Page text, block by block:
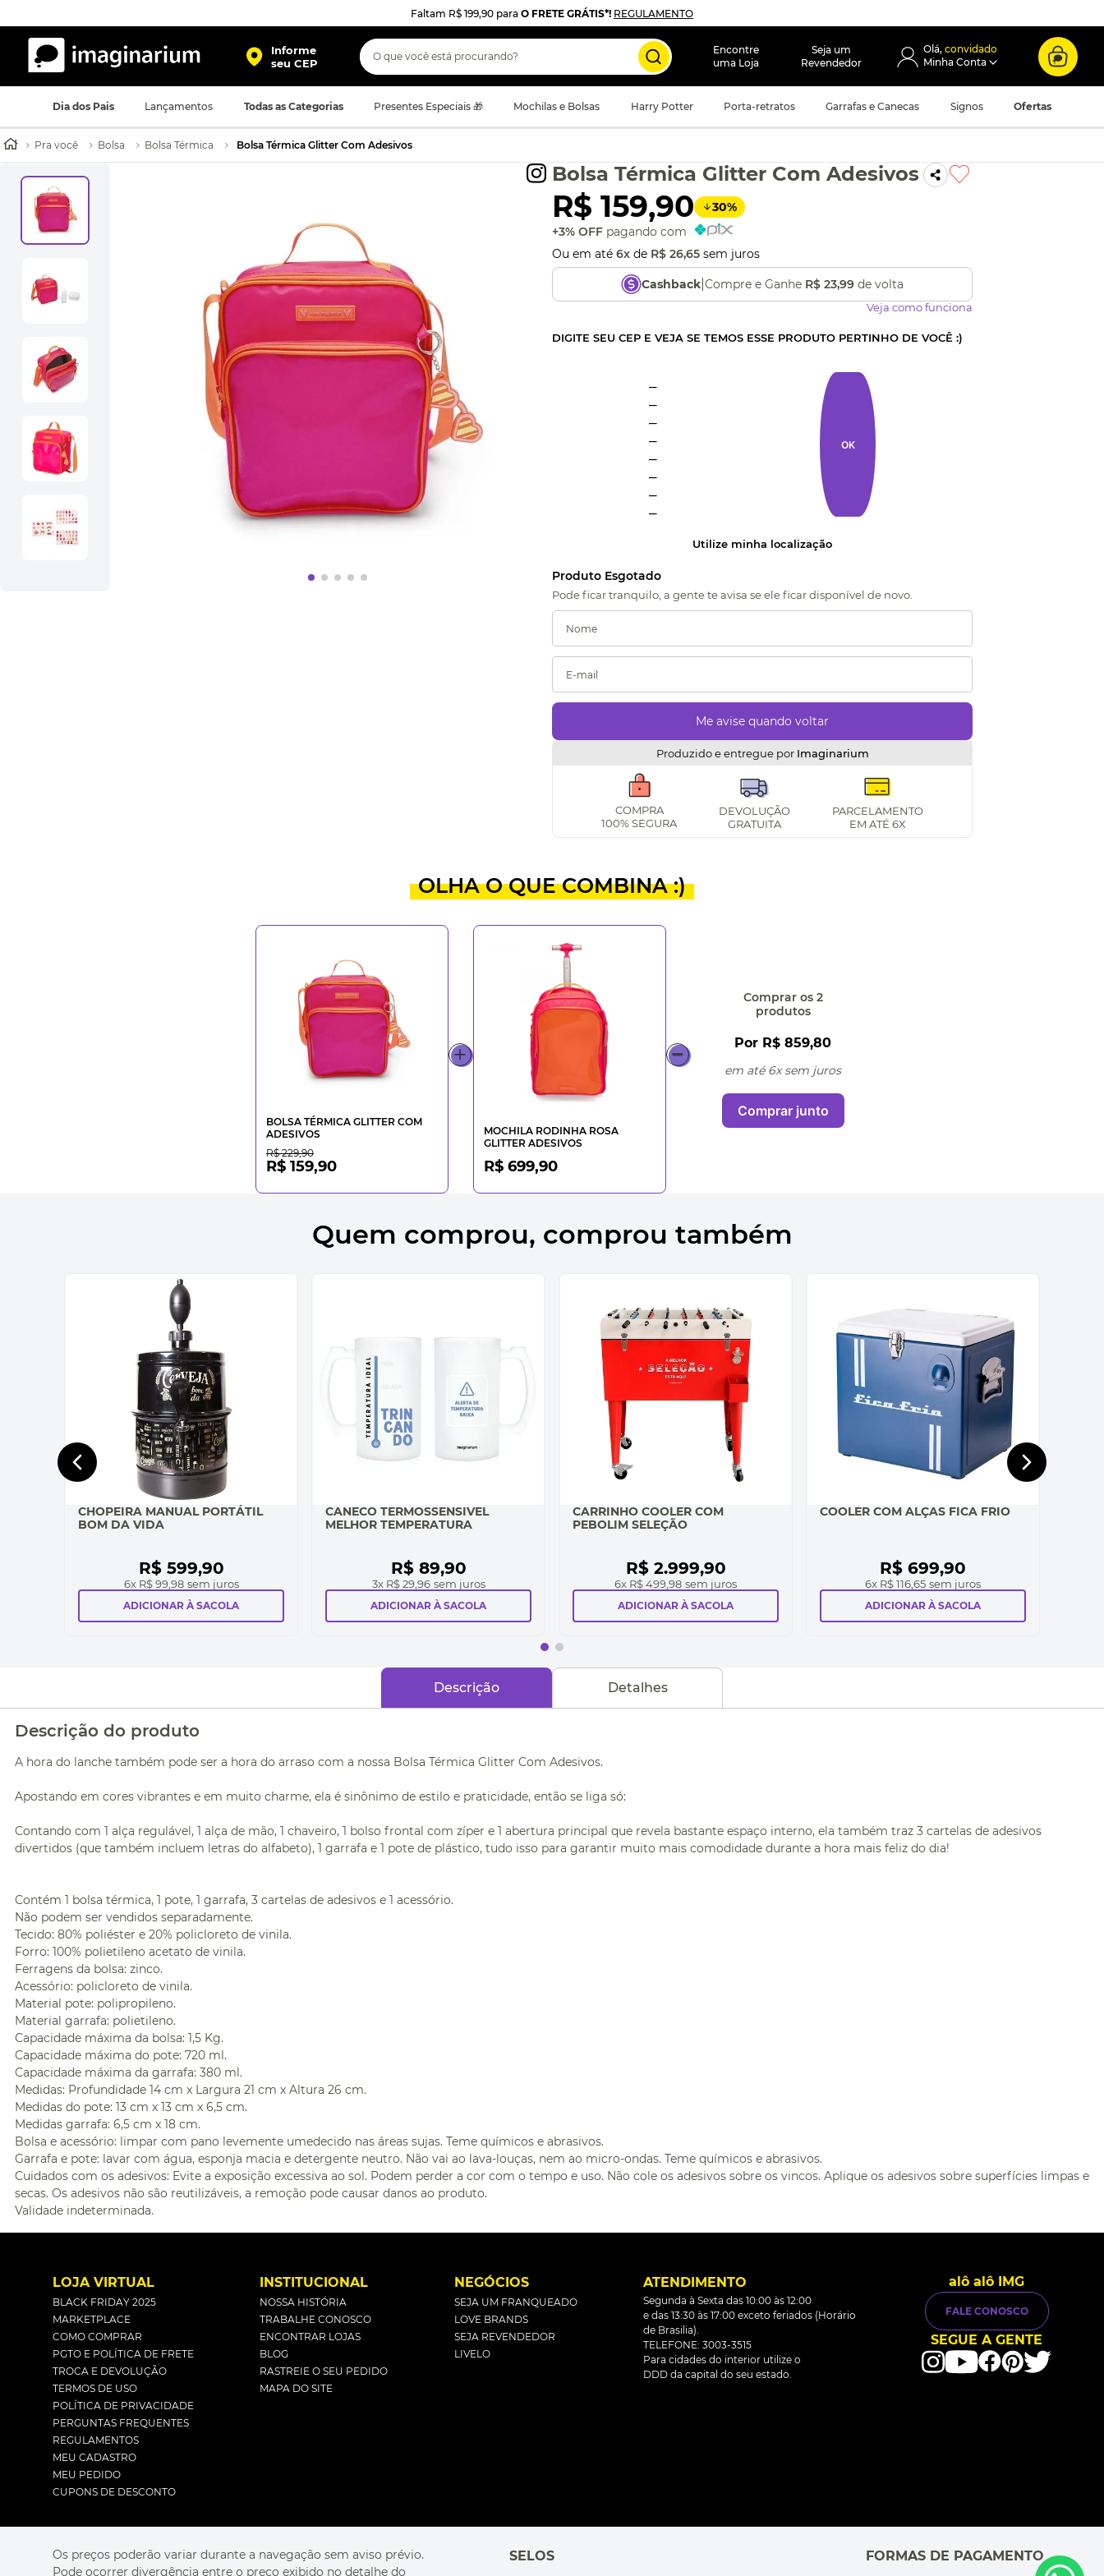
Faltam R$ 199,90 para O FRETE GRÁTIS*! REGULAMENTO
Informe
seu CEP
O que você está procurando?
Encontre
uma Loja
Seja um
Revendedor
convidado
Dia dos Pais Lançamentos Todas as Categorias Presentes Especiais 🎁 Mochilas e Bolsas Harry Potter Porta-retratos Garrafas e Canecas Signos Ofertas
Pra você Bolsa Bolsa Térmica Bolsa Térmica Glitter Com Adesivos
Bolsa Térmica Glitter Com Adesivos
R$ 159,90 30%
+3% OFF pagando com
Ou em até 6x de R$ 26,65 sem juros
Cashback Compre e Ganhe R$ 23,99 de volta
Veja como funciona
DIGITE SEU CEP E VEJA SE TEMOS ESSE PRODUTO PERTINHO DE VOCÊ :)
OK
Utilize minha localização
Produzido e entregue por Imaginarium
COMPRA
100% SEGURA
DEVOLUÇÃO
GRATUITA
PARCELAMENTO
EM ATÉ 6X
OLHA O QUE COMBINA :)
BOLSA TÉRMICA GLITTER COM
ADESIVOS
R$ 229,90
R$ 159,90
MOCHILA RODINHA ROSA
GLITTER ADESIVOS
R$ 699,90
Comprar os 2
produtos
Por R$ 859,80
em até 6x sem juros
Comprar junto
Quem comprou, comprou também
CHOPEIRA MANUAL PORTÁTIL
BOM DA VIDA
R$ 599,90
6x R$ 99,98 sem juros
ADICIONAR À SACOLA
CANECO TERMOSSENSIVEL
MELHOR TEMPERATURA
R$ 89,90
3x R$ 29,96 sem juros
ADICIONAR À SACOLA
CARRINHO COOLER COM
PEBOLIM SELEÇÃO
R$ 2.999,90
6x R$ 499,98 sem juros
ADICIONAR À SACOLA
COOLER COM ALÇAS FICA FRIO
R$ 699,90
6x R$ 116,65 sem juros
ADICIONAR À SACOLA
Descrição Detalhes
Descrição do produto
A hora do lanche também pode ser a hora do arraso com a nossa Bolsa Térmica Glitter Com Adesivos.
Apostando em cores vibrantes e em muito charme, ela é sinônimo de estilo e praticidade, então se liga só:
Contando com 1 alça regulável, 1 alça de mão, 1 chaveiro, 1 bolso frontal com zíper e 1 abertura principal que revela bastante espaço interno, ela também traz 3 cartelas de adesivos
divertidos (que também incluem letras do alfabeto), 1 garrafa e 1 pote de plástico, tudo isso para garantir muito mais comodidade durante a hora mais feliz do dia!
Contém 1 bolsa térmica, 1 pote, 1 garrafa, 3 cartelas de adesivos e 1 acessório.
Não podem ser vendidos separadamente.
Tecido: 80% poliéster e 20% policloreto de vinila.
Forro: 100% polietileno acetato de vinila.
Ferragens da bolsa: zinco.
Acessório: policloreto de vinila.
Material pote: polipropileno.
Material garrafa: polietileno.
Capacidade máxima da bolsa: 1,5 Kg.
Capacidade máxima do pote: 720 ml.
Capacidade máxima da garrafa: 380 ml.
Medidas: Profundidade 14 cm x Largura 21 cm x Altura 26 cm.
Medidas do pote: 13 cm x 13 cm x 6,5 cm.
Medidas garrafa: 6,5 cm x 18 cm.
Bolsa e acessório: limpar com pano levemente umedecido nas áreas sujas. Teme químicos e abrasivos.
Garrafa e pote: lavar com água, esponja macia e detergente neutro. Não vai ao lava-louças, nem ao micro-ondas. Teme químicos e abrasivos.
Cuidados com os adesivos: Evite a exposição excessiva ao sol. Podem perder a cor com o tempo e uso. Não cole os adesivos sobre os vincos. Aplique os adesivos sobre superfícies limpas e
secas. Os adesivos não são reutilizáveis, a remoção pode causar danos ao produto.
Validade indeterminada.
LOJA VIRTUAL
BLACK FRIDAY 2025
MARKETPLACE
COMO COMPRAR
PGTO E POLÍTICA DE FRETE
TROCA E DEVOLUÇÃO
TERMOS DE USO
POLÍTICA DE PRIVACIDADE
PERGUNTAS FREQUENTES
REGULAMENTOS
MEU CADASTRO
MEU PEDIDO
CUPONS DE DESCONTO
INSTITUCIONAL
NOSSA HISTÓRIA
TRABALHE CONOSCO
ENCONTRAR LOJAS
BLOG
RASTREIE O SEU PEDIDO
MAPA DO SITE
NEGÓCIOS
SEJA UM FRANQUEADO
LOVE BRANDS
SEJA REVENDEDOR
LIVELO
ATENDIMENTO
Segunda à Sexta das 10:00 às 12:00
e das 13:30 às 17:00 exceto feriados (Horário
de Brasilia).
TELEFONE: 3003-3515
Para cidades do interior utilize o
DDD da capital do seu estado.
alô alô IMG
FALE CONOSCO
SEGUE A GENTE
Os preços poderão variar durante a navegação sem aviso prévio.
Pode ocorrer divergência entre o preço exibido no detalhe do
SELOS FORMAS DE PAGAMENTO
TERMOS MAIS BUSCADOS
harry potter
2 º
bolsa
bolsa termica